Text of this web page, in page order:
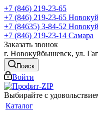
+7 (846) 219-23-65
+7 (846) 219-23-65
+7 (84635) 3-84-52
+7 (846) 219-23-14 Самара
Заказать звонок
г. Новокуйбышевск, ул.
Поиск
Войти
Выбирайте с
Каталог